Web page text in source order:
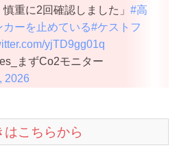
重に2回確認しました」 #高
ーを止めている#ケストフ
yjTD9gg01q
まずCo2モニター
2026
はこちらから